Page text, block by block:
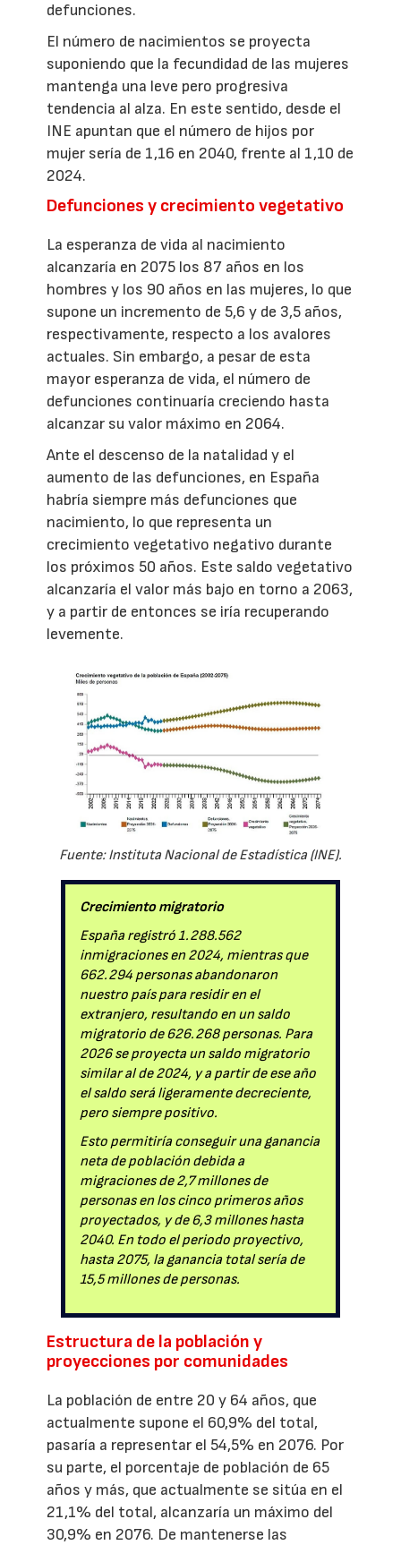
defunciones.
El número de nacimientos se proyecta
suponiendo que la fecundidad de las mujeres
mantenga una leve pero progresiva
tendencia al alza. En este sentido, desde el
INE apuntan que el número de hijos por
mujer sería de 1,16 en 2040, frente al 1,10 de
2024.
Defunciones y crecimiento vegetativo
La esperanza de vida al nacimiento
alcanzaría en 2075 los 87 años en los
hombres y los 90 años en las mujeres, lo que
supone un incremento de 5,6 y de 3,5 años,
respectivamente, respecto a los avalores
actuales. Sin embargo, a pesar de esta
mayor esperanza de vida, el número de
defunciones continuaría creciendo hasta
alcanzar su valor máximo en 2064.
Ante el descenso de la natalidad y el
aumento de las defunciones, en España
habría siempre más defunciones que
nacimiento, lo que representa un
crecimiento vegetativo negativo durante
los próximos 50 años. Este saldo vegetativo
alcanzaría el valor más bajo en torno a 2063,
y a partir de entonces se iría recuperando
levemente.
Fuente: Instituta Nacional de Estadística (INE).
Crecimiento migratorio
España registró 1.288.562
inmigraciones en 2024, mientras que
662.294 personas abandonaron
nuestro país para residir en el
extranjero, resultando en un saldo
migratorio de 626.268 personas. Para
2026 se proyecta un saldo migratorio
similar al de 2024, y a partir de ese año
el saldo será ligeramente decreciente,
pero siempre positivo.
Esto permitiría conseguir una ganancia
neta de población debida a
migraciones de 2,7 millones de
personas en los cinco primeros años
proyectados, y de 6,3 millones hasta
2040. En todo el periodo proyectivo,
hasta 2075, la ganancia total sería de
15,5 millones de personas.
Estructura de la población y
proyecciones por comunidades
La población de entre 20 y 64 años, que
actualmente supone el 60,9% del total,
pasaría a representar el 54,5% en 2076. Por
su parte, el porcentaje de población de 65
años y más, que actualmente se sitúa en el
21,1% del total, alcanzaría un máximo del
30,9% en 2076. De mantenerse las